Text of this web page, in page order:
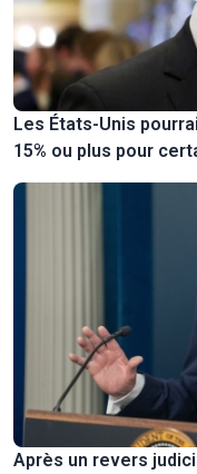
Les États-Unis
15% ou plus pour
Après un revers